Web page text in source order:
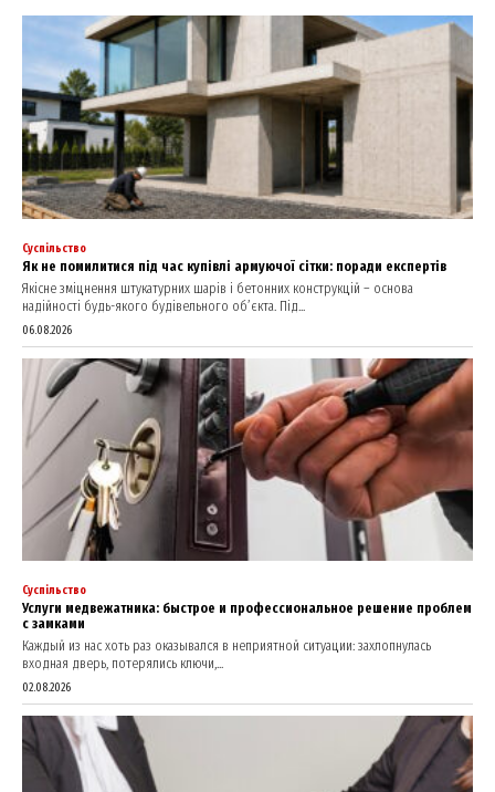
Суспільство
Як не помилитися під час купівлі армуючої сітки: поради експертів
Якісне зміцнення штукатурних шарів і бетонних конструкцій – основа
надійності будь-якого будівельного об’єкта. Під...
06.08.2026
Суспільство
Услуги медвежатника: быстрое и профессиональное решение проблем
с замками
Каждый из нас хоть раз оказывался в неприятной ситуации: захлопнулась
входная дверь, потерялись ключи,...
02.08.2026